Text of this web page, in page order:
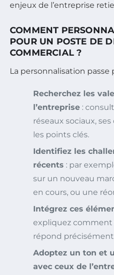
enjeux de l’entreprise
COMMENT
POUR UN POSTE DE
COMMERCIAL ?
La personnalisation passe
Recherchez les
l’entreprise :
réseaux sociaux,
les points clés.
Identifiez les
récents : par
sur un nouveau
en cours, ou une
Intégrez ces
expliquez
répond
Adoptez un ton et
avec ceux de